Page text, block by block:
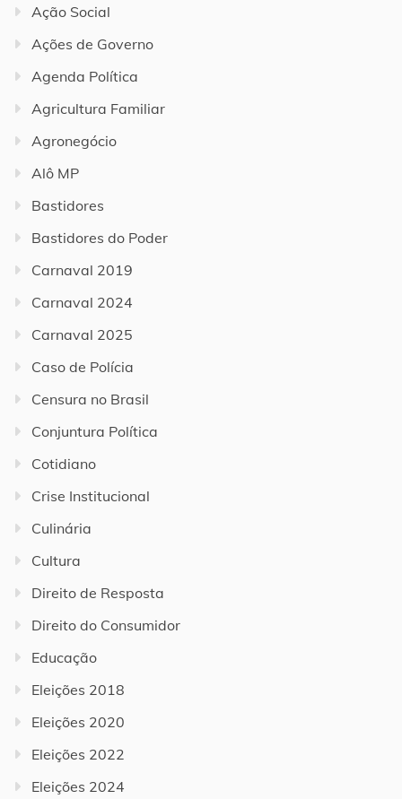
Ação Social
Ações de Governo
Agenda Política
Agricultura Familiar
Agronegócio
Alô MP
Bastidores
Bastidores do Poder
Carnaval 2019
Carnaval 2024
Carnaval 2025
Caso de Polícia
Censura no Brasil
Conjuntura Política
Cotidiano
Crise Institucional
Culinária
Cultura
Direito de Resposta
Direito do Consumidor
Educação
Eleições 2018
Eleições 2020
Eleições 2022
Eleições 2024